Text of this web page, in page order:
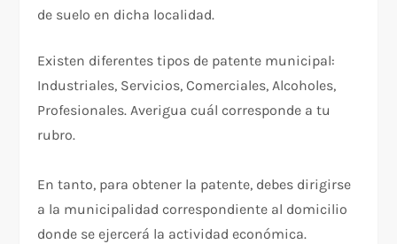
de suelo en dicha localidad.
Existen diferentes tipos de patente municipal:
Industriales, Servicios, Comerciales, Alcoholes,
Profesionales. Averigua cuál corresponde a tu
rubro.
En tanto, para obtener la patente, debes dirigirse
a la municipalidad correspondiente al domicilio
donde se ejercerá la actividad económica.